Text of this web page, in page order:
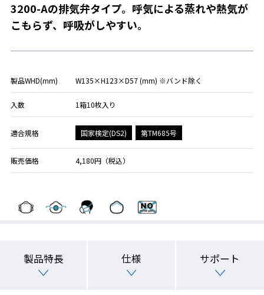
3200-Aの排気弁タイプ。呼気による蒸れや熱気が
こもらず、呼吸がしやすい。
製品WHD(mm) W135×H123×D57 (mm) ※バンド除く
入数 1箱10枚入り
適合規格 国家検定(DS2) 第TM685号
販売価格 4,180円（税込）
製品特長 仕様 サポート